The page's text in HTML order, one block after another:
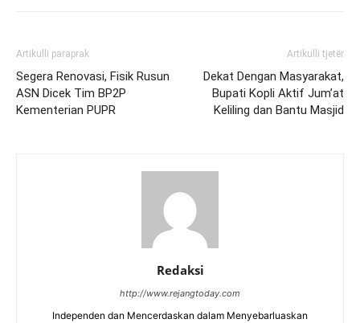
Artikulli paraprak
Segera Renovasi, Fisik Rusun
ASN Dicek Tim BP2P
Kementerian PUPR
Artikulli tjetër
Dekat Dengan Masyarakat,
Bupati Kopli Aktif Jum’at
Keliling dan Bantu Masjid
Redaksi
http://www.rejangtoday.com
Independen dan Mencerdaskan dalam Menyebarluaskan